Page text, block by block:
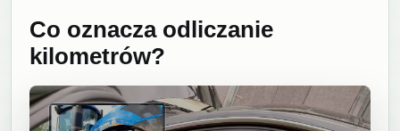
Co oznacza odliczanie
kilometrów?